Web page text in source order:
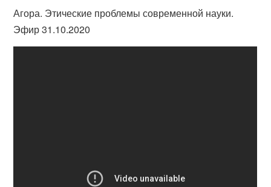
Агора. Этические проблемы современной науки.
Эфир 31.10.2020